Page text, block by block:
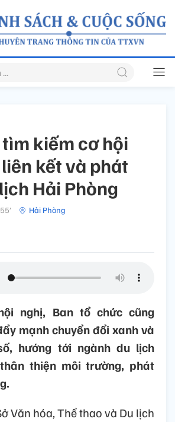
kiếm cơ hội
kết và phát
Hải Phòng
Hải Phòng
nghị, Ban tổ chức cũng
mạnh chuyển đổi xanh và
hướng tới ngành du lịch
thiện môi trường, phát
Văn hóa, Thể thao và Du lịch